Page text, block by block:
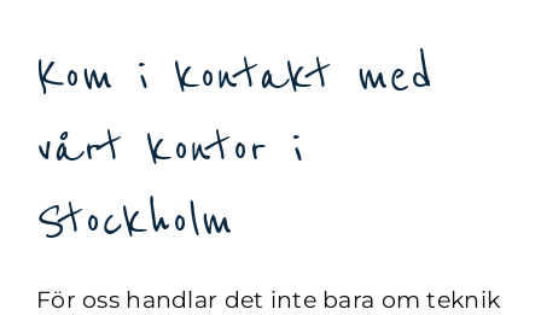
Kom i kontakt med
vårt kontor i
Stockholm
För oss handlar det inte bara om teknik